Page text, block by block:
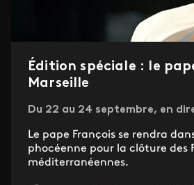
Édition spéciale : le
Marseille
Du 22 au 24 septembre, en
Le pape François se rendra
phocéenne pour la clôture des
méditerranéennes.